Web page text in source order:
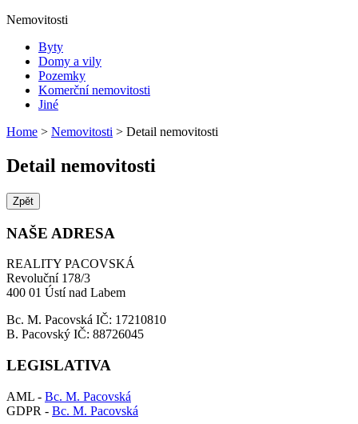
Nemovitosti
Byty
Domy a vily
Pozemky
Komerční nemovitosti
Jiné
Home > Nemovitosti > Detail nemovitosti
Detail nemovitosti
Zpět
NAŠE ADRESA
REALITY PACOVSKÁ
Revoluční 178/3
400 01 Ústí nad Labem
Bc. M. Pacovská IČ: 17210810
B. Pacovský IČ: 88726045
LEGISLATIVA
AML - Bc. M. Pacovská
GDPR - Bc. M. Pacovská